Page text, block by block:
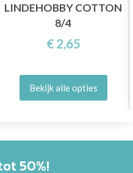
LINDEHOBBY COTTON
8/4
€ 2,65
Bekijk alle opties
50%!